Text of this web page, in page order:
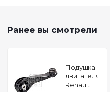
Ранее вы смотрели
Подушкa
двигателя
Renault